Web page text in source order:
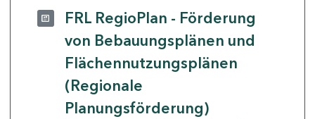
FRL RegioPlan - Förderung
von Bebauungsplänen und
Flächennutzungsplänen
(Regionale
Planungsförderung)